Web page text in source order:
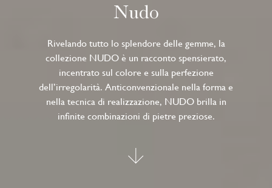
Nudo
Rivelando tutto lo splendore delle gemme, la
collezione NUDO è un racconto spensierato,
incentrato sul colore e sulla perfezione
dell’irregolarità. Anticonvenzionale nella forma e
nella tecnica di realizzazione, NUDO brilla in
infinite combinazioni di pietre preziose.